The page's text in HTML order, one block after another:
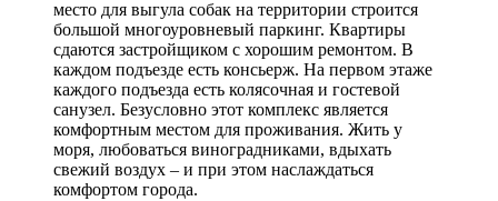
место для выгула собак на территории строится
большой многоуровневый паркинг. Квартиры
сдаются застройщиком с хорошим ремонтом. В
каждом подъезде есть консьерж. На первом этаже
каждого подъезда есть колясочная и гостевой
санузел. Безусловно этот комплекс является
комфортным местом для проживания. Жить у
моря, любоваться виноградниками, вдыхать
свежий воздух – и при этом наслаждаться
комфортом города.